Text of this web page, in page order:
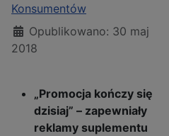
Konsumentów
Opublikowano: 30 maj
2018
„Promocja kończy się
dzisiaj” – zapewniały
reklamy suplementu